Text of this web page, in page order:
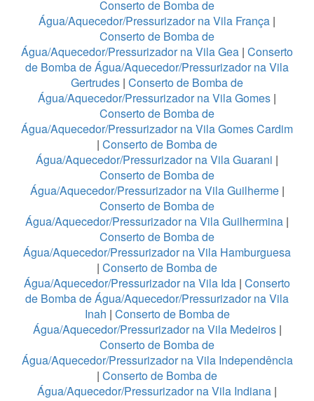
Conserto de Bomba de
Água/Aquecedor/Pressurizador na Vila França |
Conserto de Bomba de
Água/Aquecedor/Pressurizador na Vila Gea | Conserto
de Bomba de Água/Aquecedor/Pressurizador na Vila
Gertrudes | Conserto de Bomba de
Água/Aquecedor/Pressurizador na Vila Gomes |
Conserto de Bomba de
Água/Aquecedor/Pressurizador na Vila Gomes Cardim
| Conserto de Bomba de
Água/Aquecedor/Pressurizador na Vila Guarani |
Conserto de Bomba de
Água/Aquecedor/Pressurizador na Vila Guilherme|
Conserto de Bomba de
Água/Aquecedor/Pressurizador na Vila Guilhermina |
Conserto de Bomba de
Água/Aquecedor/Pressurizador na Vila Hamburguesa
| Conserto de Bomba de
Água/Aquecedor/Pressurizador na Vila Ida | Conserto
de Bomba de Água/Aquecedor/Pressurizador na Vila
Inah | Conserto de Bomba de
Água/Aquecedor/Pressurizador na Vila Medeiros|
Conserto de Bomba de
Água/Aquecedor/Pressurizador na Vila Independência
| Conserto de Bomba de
Água/Aquecedor/Pressurizador na Vila Indiana |